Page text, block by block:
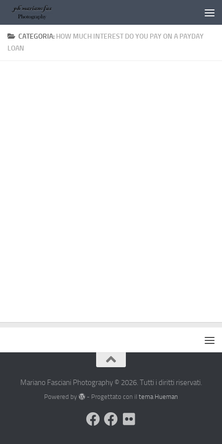
Salta al contenuto
CATEGORIA: HOW MUCH INTEREST DO YOU PAY ON A PAYDAY
LOAN
Mariano Fasciani Photography © 2026. Tutti i diritti riservati.
Powered by - Progettato con il tema Hueman